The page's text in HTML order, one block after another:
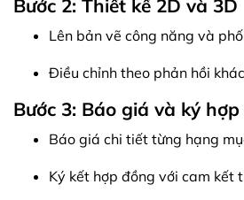
Bước 2: Thiết kế 2D và 3D
Lên bản vẽ công năng và
Điều chỉnh theo phản hồi
Bước 3: Báo giá và ký
Báo giá chi tiết từng hạng
Ký kết hợp đồng với cam kết